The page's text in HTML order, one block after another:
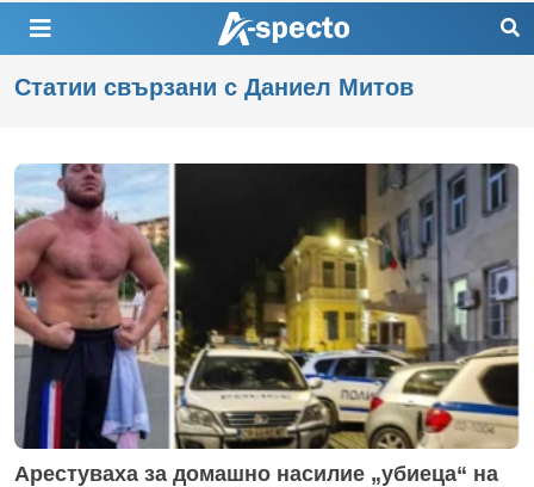
Статии свързани с Даниел Митов
Арестуваха за домашно насилие „убиеца“ на